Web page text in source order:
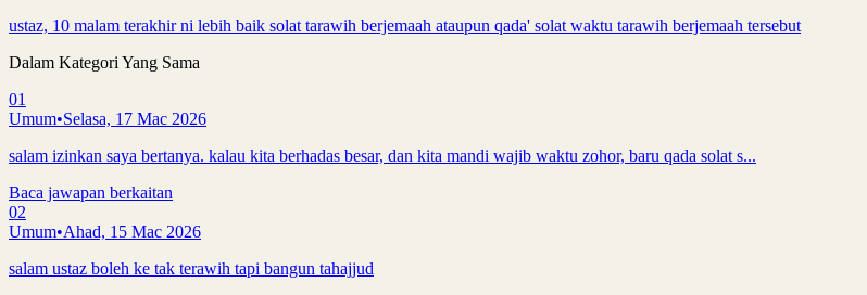
ustaz, 10 malam terakhir ni lebih baik solat tarawih berjemaah ataupun qada' solat waktu tarawih berjemaah tersebut
Dalam Kategori Yang Sama
01
Umum•Selasa, 17 Mac 2026
salam izinkan saya bertanya. kalau kita berhadas besar, dan kita mandi wajib waktu zohor, baru qada solat s...
Baca jawapan berkaitan
02
Umum•Ahad, 15 Mac 2026
salam ustaz boleh ke tak terawih tapi bangun tahajjud